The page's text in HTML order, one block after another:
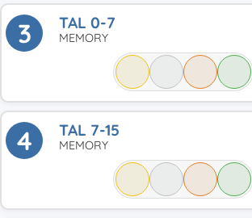
3 TAL 0-7
MEMORY
4 TAL 7-15
MEMORY